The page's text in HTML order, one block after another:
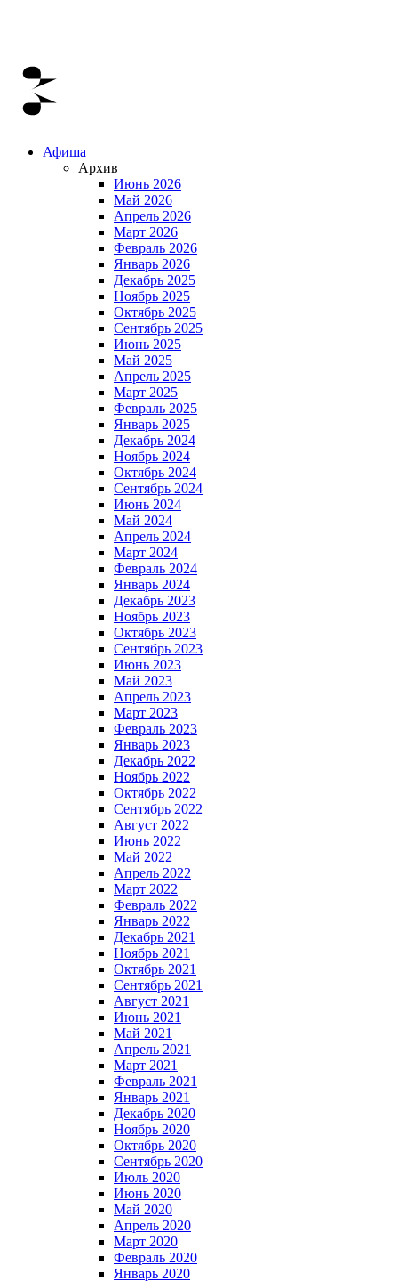
Афиша
Архив
Июнь 2026
Май 2026
Апрель 2026
Март 2026
Февраль 2026
Январь 2026
Декабрь 2025
Ноябрь 2025
Октябрь 2025
Сентябрь 2025
Июнь 2025
Май 2025
Апрель 2025
Март 2025
Февраль 2025
Январь 2025
Декабрь 2024
Ноябрь 2024
Октябрь 2024
Сентябрь 2024
Июнь 2024
Май 2024
Апрель 2024
Март 2024
Февраль 2024
Январь 2024
Декабрь 2023
Ноябрь 2023
Октябрь 2023
Сентябрь 2023
Июнь 2023
Май 2023
Апрель 2023
Март 2023
Февраль 2023
Январь 2023
Декабрь 2022
Ноябрь 2022
Октябрь 2022
Сентябрь 2022
Август 2022
Июнь 2022
Май 2022
Апрель 2022
Март 2022
Февраль 2022
Январь 2022
Декабрь 2021
Ноябрь 2021
Октябрь 2021
Сентябрь 2021
Август 2021
Июнь 2021
Май 2021
Апрель 2021
Март 2021
Февраль 2021
Январь 2021
Декабрь 2020
Ноябрь 2020
Октябрь 2020
Сентябрь 2020
Июль 2020
Июнь 2020
Май 2020
Апрель 2020
Март 2020
Февраль 2020
Январь 2020